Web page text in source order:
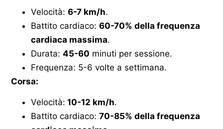
Velocità: 6-7 km/h.
Battito cardiaco: 60-70% della frequenza
cardiaca massima.
Durata: 45-60 minuti per sessione.
Frequenza: 5-6 volte a settimana.
Corsa:
Velocità: 10-12 km/h.
Battito cardiaco: 70-85% della frequenza